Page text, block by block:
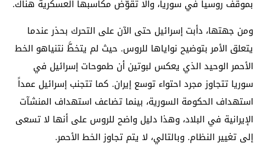
بموقف روسيا في سوريا، وألا تقوّض مكاسبها العسكرية هناك.
ومن جهتها، دأبت إسرائيل حتى الآن على التحرك بحذر عندما
يتعلق الأمر بتوضيح نواياها للروس. حيث لم يتخطَّ نتنياهو الخط
الأحمر الوحيد الذي يعكس لبوتين أن طموحات إسرائيل في
سوريا تتجاوز مجرد احتواء توسع إيران. كما تتجنب إسرائيل عمداً
استهداف الحكومة السورية، بينما تضاعف استهداف المنشآت
الإيرانية في البلاد، وهذا دليل واضح للروس على أنها لا تسعى
إلى تغيير النظام. وبالتالي، لا يتم تجاوز الخط الأحمر.